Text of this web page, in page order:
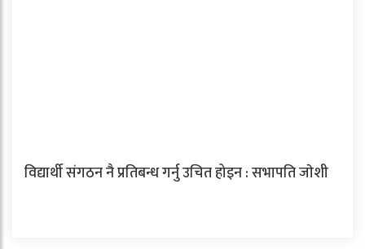
विद्यार्थी संगठन नै प्रतिबन्ध गर्नु उचित होइन : सभापति जाेशी